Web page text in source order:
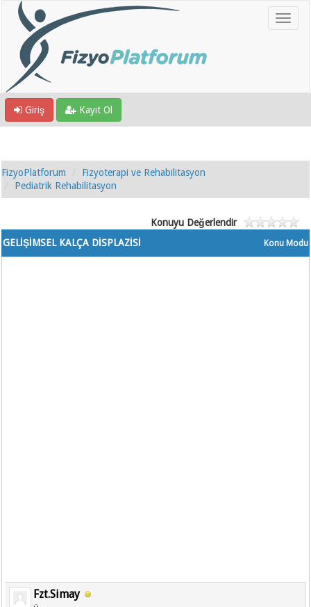
Giriş Kayıt Ol
FizyoPlatforum
Fizyoterapi ve Rehabilitasyon
Pediatrik Rehabilitasyon
Konuyu Değerlendir
Konu Modu
GELİŞİMSEL KALÇA DİSPLAZİSİ
Fzt.Simay